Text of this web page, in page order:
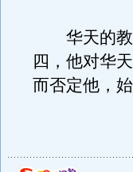
华天的教
四，他对华
而否定他，